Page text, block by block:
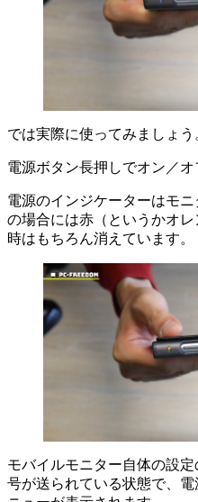
では実際に使ってみましょう
電源ボタン長押しでオン／オ
電源のインジケーターはモ
の場合には赤（というかオ
時はもちろん消えています。
モバイルモニター自体の設
号が送られている状態で、